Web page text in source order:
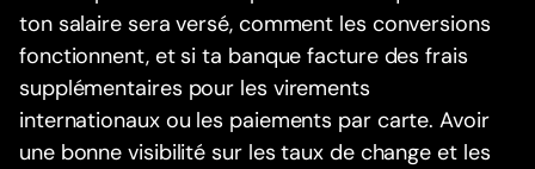
ton salaire sera versé, comment les conversions
fonctionnent, et si ta banque facture des frais
supplémentaires pour les virements
internationaux ou les paiements par carte. Avoir
une bonne visibilité sur les taux de change et les